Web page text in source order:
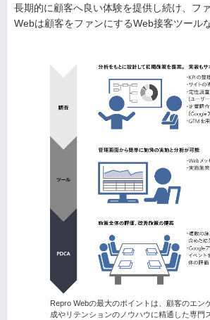
長期的に顧客へ良い体験を提供し続け、フ
Webは顧客をファンにするWeb接客ツール
Repro Webの最大のポイントは、顧客のエン
成やリテンションのノウハウに精通した専門